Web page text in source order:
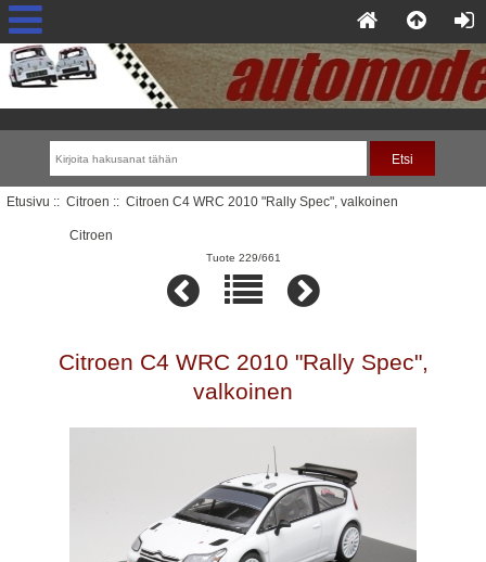
Etusivu :: Citroen :: Citroen C4 WRC 2010 "Rally Spec", valkoinen
Citroen
Tuote 229/661
Citroen C4 WRC 2010 "Rally Spec",
valkoinen